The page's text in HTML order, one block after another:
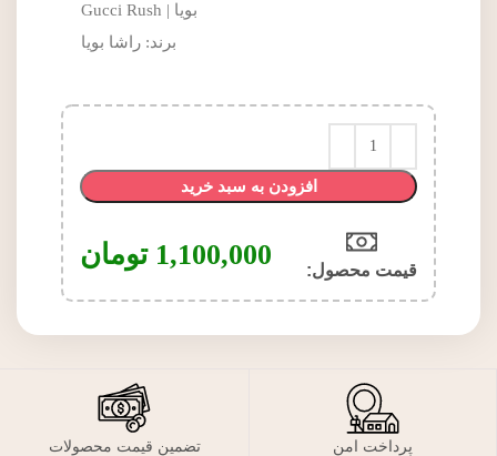
بویا | Gucci Rush
برند: راشا بویا
افزودن به سبد خرید
قیمت محصول:​ 1,100,000 تومان
پرداخت امن تضمین قیمت محصولات